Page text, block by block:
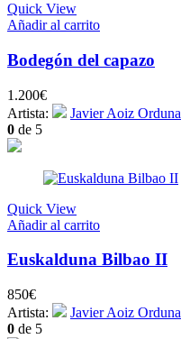
Quick View
Añadir al carrito
Bodegón del capazo
1.200€
Artista:
Javier Aoiz Orduna
0 de 5
Quick View
Añadir al carrito
Euskalduna Bilbao II
850€
Artista:
Javier Aoiz Orduna
0 de 5